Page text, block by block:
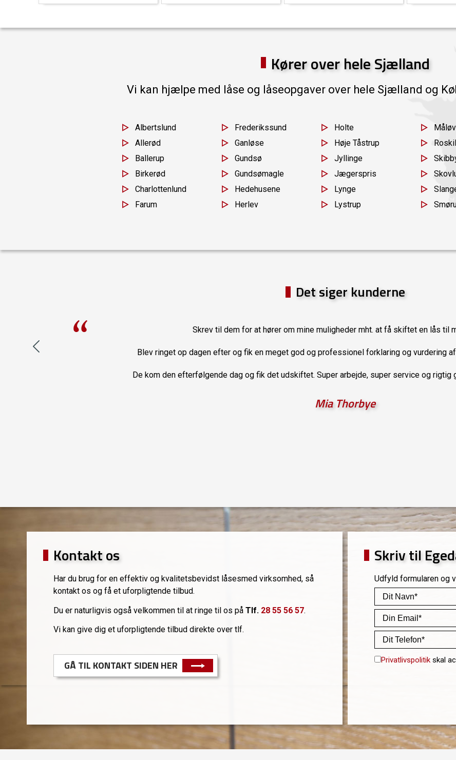
Kører over hele Sjælland
Vi kan hjælpe med låse og låseopgaver over hele Sjælland og
Albertslund
Allerød
Ballerup
Birkerød
Charlottenlund
Farum
Frederikssund
Ganløse
Gundsø
Gundsømagle
Hedehusene
Herlev
Holte
Høje Tåstrup
Jyllinge
Jægerspris
Lynge
Lystrup
Måløv
Det siger kunderne
Skrev til dem for at hører om mine muligheder mht. at få skiftet en lås til
Blev ringet op dagen efter og fik en meget god og professionel forklaring og vurdering
De kom den efterfølgende dag og fik det udskiftet. Super arbejde, super service og rigtig
Mia Thorbye
Kontakt os
Har du brug for en effektiv og kvalitetsbevidst låsesmed virksomhed, så
kontakt os og få et uforpligtende tilbud.
Du er naturligvis også velkommen til at ringe til os på Tlf. 28 55 56 57.
Vi kan give dig et uforpligtende tilbud direkte over tlf.
GÅ TIL KONTAKT SIDEN HER
Skriv til
Udfyld formularen og
Privatlivspolitik skal